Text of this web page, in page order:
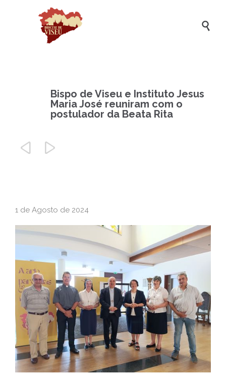

Bispo de Viseu e Instituto Jesus
Maria José reuniram com o
postulador da Beata Rita
 
1 de Agosto de 2024